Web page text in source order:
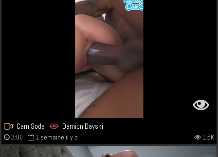
Cam Soda Damion Dayski
3:00 1 semaine il y a 1.5K